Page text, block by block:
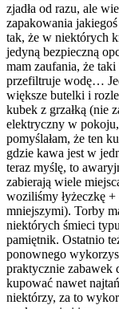
zjadła od razu, ale
zapakowania
tak, że w niektórych
jedyną bezpieczną
mam zaufania, że
przefiltruje wodę…
większe butelki i
kubek z grzałką (nie
elektryczny w
pomyślałam, że ten
gdzie kawa jest w
teraz myślę, to
zabierają wiele
woziliśmy łyżeczkę
mniejszymi). Torby
niektórych śmieci
pamiętnik. Ostatnio
ponownego
praktycznie zabawek
kupować nawet
niektórzy, za to